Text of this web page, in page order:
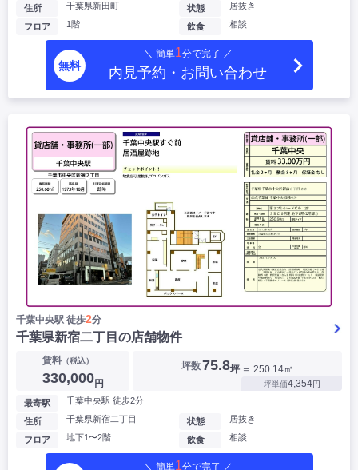
住所 千葉県新田町
フロア 1階
状態 居抜き
飲食 相談
無料
＼ 簡単1分で完了 ／
内見予約・お問い合わせ
千葉中央駅 徒歩2分
千葉県新宿二丁目の店舗物件
賃料（税込）
330,000円
坪数75.8坪 ＝ 250.14㎡
坪単価4,354円
最寄駅 千葉中央駅 徒歩2分
住所 千葉県新宿二丁目
フロア 地下1〜2階
状態 居抜き
飲食 相談
＼ 簡単1分で完了 ／